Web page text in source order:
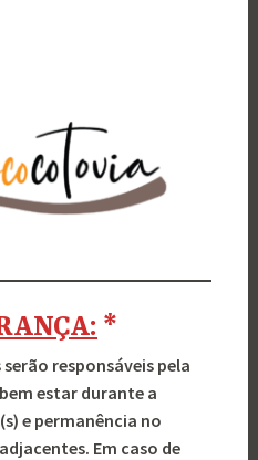
*
responsáveis pela
estar durante a
e permanência no
Em caso de